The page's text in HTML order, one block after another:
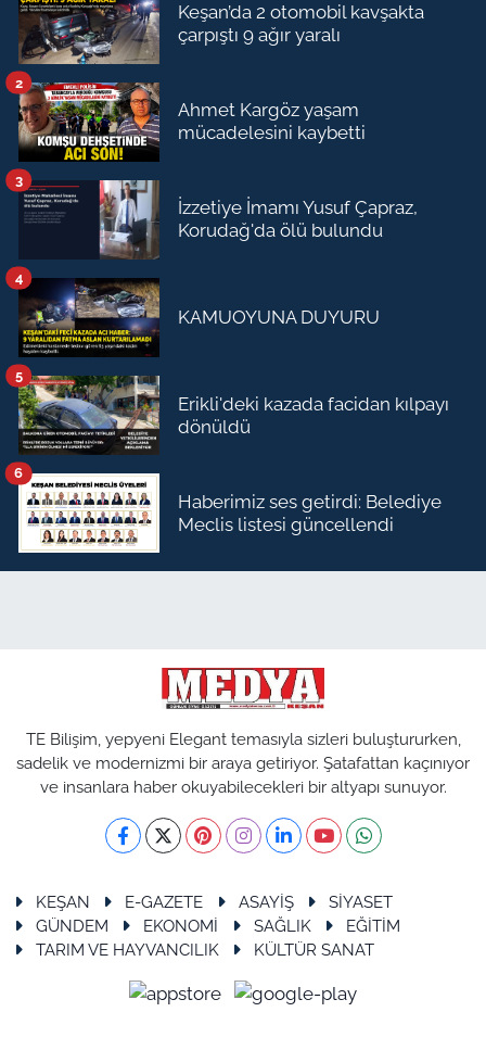
Keşan’da 2 otomobil kavşakta
çarpıştı 9 ağır yaralı
Ahmet Kargöz yaşam
mücadelesini kaybetti
2
İzzetiye İmamı Yusuf Çapraz,
Korudağ'da ölü bulundu
3
KAMUOYUNA DUYURU
4
Erikli'deki kazada facidan kılpayı
dönüldü
5
Haberimiz ses getirdi: Belediye
Meclis listesi güncellendi
6
TE Bilişim, yepyeni Elegant temasıyla sizleri buluştururken,
sadelik ve modernizmi bir araya getiriyor. Şatafattan kaçınıyor
ve insanlara haber okuyabilecekleri bir altyapı sunuyor.
KEŞAN E-GAZETE ASAYİŞ
SİYASET
GÜNDEM
EKONOMİ SAĞLIK
EĞİTİM
TARIM VE HAYVANCILIK
KÜLTÜR SANAT